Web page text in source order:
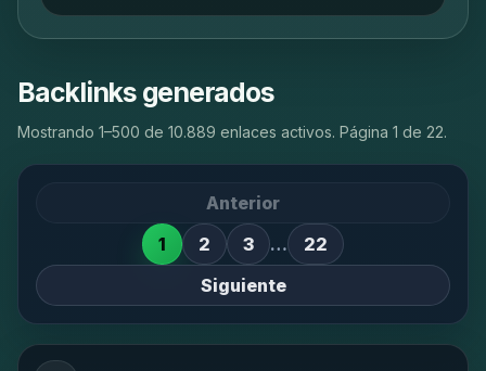
Backlinks generados
Mostrando 1–500 de 10.889 enlaces activos. Página 1 de 22.
Anterior
1
2 3 …
22
Siguiente